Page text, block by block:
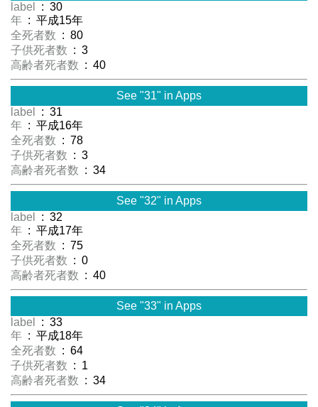
label
: 30
年 : 平成15年
全死者数 : 80
子供死者数 : 3
高齢者死者数 : 40
See "31" in Apps
label
: 31
年 : 平成16年
全死者数 : 78
子供死者数 : 3
高齢者死者数 : 34
See "32" in Apps
label
: 32
年 : 平成17年
全死者数 : 75
子供死者数 : 0
高齢者死者数 : 40
See "33" in Apps
label
: 33
年 : 平成18年
全死者数 : 64
子供死者数 : 1
高齢者死者数 : 34